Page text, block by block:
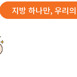
지방 하나만, 우리